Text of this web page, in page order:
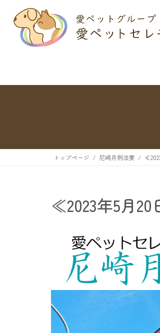
トップページ 尼崎月例法要
≪2023年5月